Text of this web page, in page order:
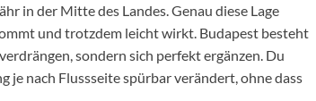
in der Mitte des Landes. Genau diese Lage
und trotzdem leicht wirkt. Budapest besteht
sondern sich perfekt ergänzen. Du
je nach Flussseite spürbar verändert, ohne dass